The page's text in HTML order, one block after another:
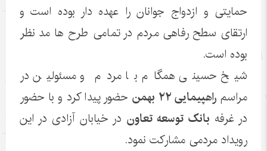
حمایتی و ازدواج جوانان را عهده دار بوده است و
ارتقای سطح رفاهی مردم در تمامی طرح ها مد نظر
بوده است.
شیخ حسینی همگام با مردم و مسئولین در
مراسم راهپیمایی ۲۲ بهمن
حضور پیدا کرد و با حضور
در غرفه بانک توسعه تعاون در خیابان آزادی در این
رویداد مردمی مشارکت نمود.